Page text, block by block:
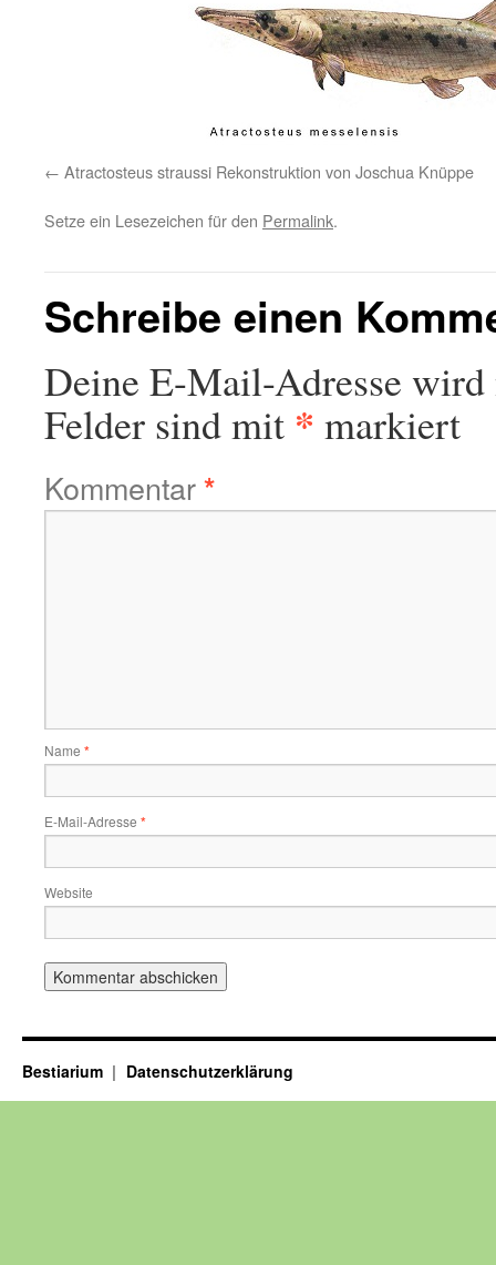
Atractosteus straussi Rekonstruktion von Joschua Knüppe
Setze ein Lesezeichen für den Permalink.
Schreibe einen
Deine E-Mail-Adresse
Felder sind mit * markiert
Kommentar*
Name *
E-Mail-Adresse *
Website
Bestiarium Datenschutzerklärung